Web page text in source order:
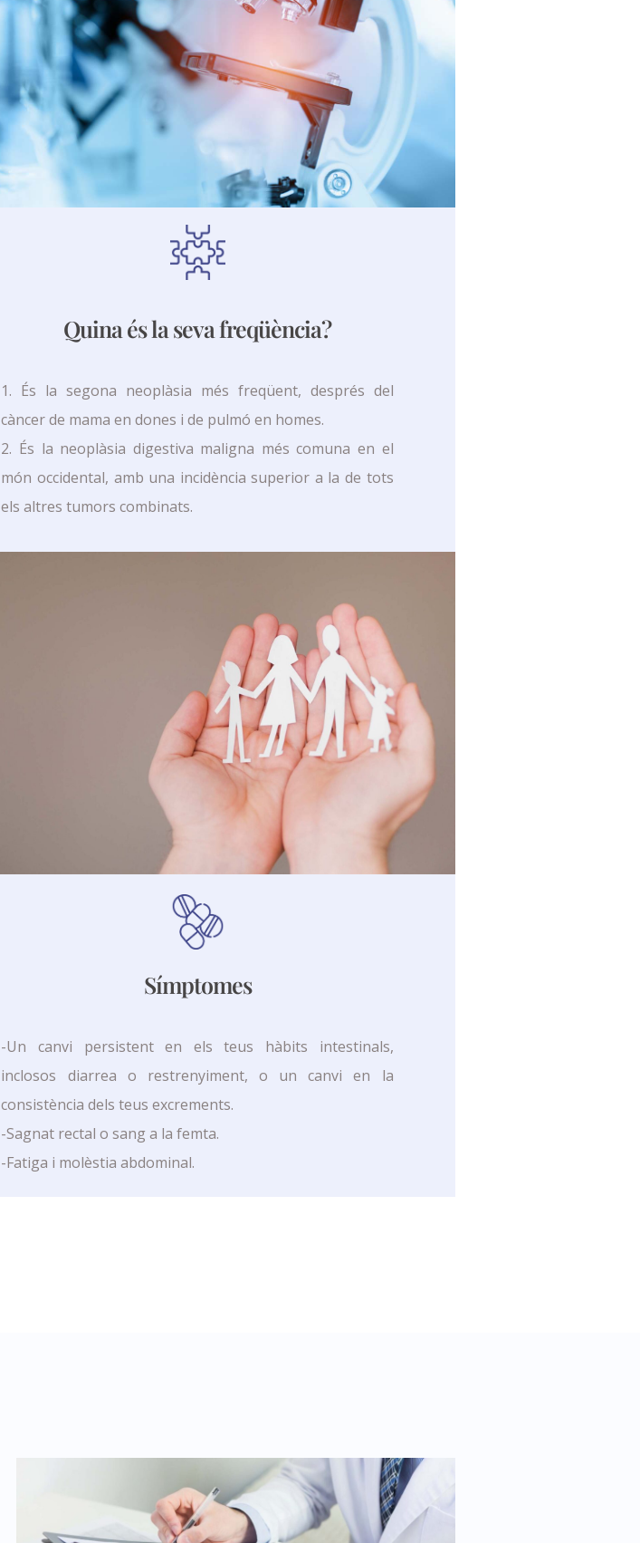
Quina és la seva freqüència?
1. És la segona neoplàsia més freqüent, després del
càncer de mama en dones i de pulmó en homes.
2. És la neoplàsia digestiva maligna més comuna en el
món occidental, amb una incidència superior a la de tots
els altres tumors combinats.
Símptomes
-Un canvi persistent en els teus hàbits intestinals,
inclosos diarrea o restrenyiment, o un canvi en la
consistència dels teus excrements.
-Sagnat rectal o sang a la femta.
-Fatiga i molèstia abdominal.